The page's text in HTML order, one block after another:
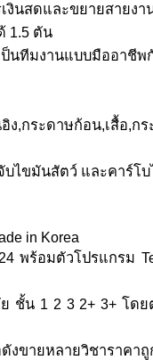
งินสดและขยายสายงา
1.5 ตัน
ป็นทีมงานแบบมืออาชีพ
,กระดาษก้อน,เสื้อ,กร
ไขมันสัตว์ และคาร์โบ
in Korea
พร้อมตัวโปรแกรม
ชั้น 1 2 3 2+ 3+ โด
งขายหลายวิชาราคา